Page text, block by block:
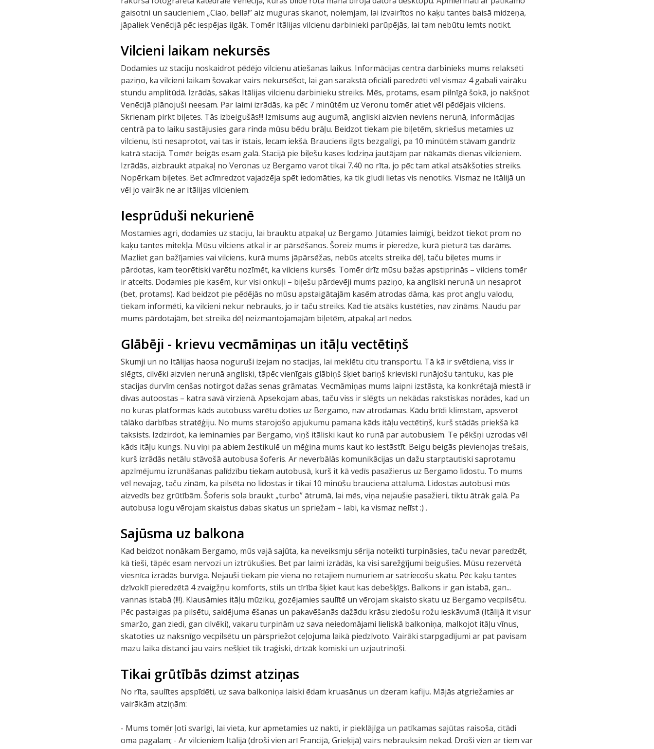
gaisotni un saucieniem „Ciao, bella!” aiz muguras skanot, nolemjam, lai izvairītos no kaķu tantes baisā midzeņa,
jāpaliek Venēcijā pēc iespējas ilgāk. Tomēr Itālijas vilcienu darbinieki parūpējās, lai tam nebūtu lemts notikt.
Vilcieni laikam nekursēs
Dodamies uz staciju noskaidrot pēdējo vilcienu atiešanas laikus. Informācijas centra darbinieks mums relaksēti
paziņo, ka vilcieni laikam šovakar vairs nekursēšot, lai gan sarakstā oficiāli paredzēti vēl vismaz 4 gabali vairāku
stundu amplitūdā. Izrādās, sākas Itālijas vilcienu darbinieku streiks. Mēs, protams, esam pilnīgā šokā, jo nakšņot
Venēcijā plānojuši neesam. Par laimi izrādās, ka pēc 7 minūtēm uz Veronu tomēr atiet vēl pēdējais vilciens.
Skrienam pirkt biļetes. Tās izbeigušās!!! Izmisums aug augumā, angliski aizvien neviens nerunā, informācijas
centrā pa to laiku sastājusies gara rinda mūsu bēdu brāļu. Beidzot tiekam pie biļetēm, skriešus metamies uz
vilcienu, īsti nesaprotot, vai tas ir īstais, lecam iekšā. Brauciens ilgts bezgalīgi, pa 10 minūtēm stāvam gandrīz
katrā stacijā. Tomēr beigās esam galā. Stacijā pie biļešu kases lodziņa jautājam par nākamās dienas vilcieniem.
Izrādās, aizbraukt atpakaļ no Veronas uz Bergamo varot tikai 7.40 no rīta, jo pēc tam atkal atsākšoties streiks.
Nopērkam biļetes. Bet acīmredzot vajadzēja spēt iedomāties, ka tik gludi lietas vis nenotiks. Vismaz ne Itālijā un
vēl jo vairāk ne ar Itālijas vilcieniem.
Iesprūduši nekurienē
Mostamies agri, dodamies uz staciju, lai brauktu atpakaļ uz Bergamo. Jūtamies laimīgi, beidzot tiekot prom no
kaķu tantes mitekļa. Mūsu vilciens atkal ir ar pārsēšanos. Šoreiz mums ir pieredze, kurā pieturā tas darāms.
Mazliet gan bažījamies vai vilciens, kurā mums jāpārsēžas, nebūs atcelts streika dēļ, taču biļetes mums ir
pārdotas, kam teorētiski varētu nozīmēt, ka vilciens kursēs. Tomēr drīz mūsu bažas apstiprinās – vilciens tomēr
ir atcelts. Dodamies pie kasēm, kur visi onkuļi – biļešu pārdevēji mums paziņo, ka angliski nerunā un nesaprot
(bet, protams). Kad beidzot pie pēdējās no mūsu apstaigātajām kasēm atrodas dāma, kas prot angļu valodu,
tiekam informēti, ka vilcieni nekur nebrauks, jo ir taču streiks. Kad tie atsāks kustēties, nav zināms. Naudu par
mums pārdotajām, bet streika dēļ neizmantojamajām biļetēm, atpakaļ arī nedos.
Glābēji - krievu vecmāmiņas un itāļu vectētiņš
Skumji un no Itālijas haosa noguruši izejam no stacijas, lai meklētu citu transportu. Tā kā ir svētdiena, viss ir
slēgts, cilvēki aizvien nerunā angliski, tāpēc vienīgais glābiņš šķiet bariņš krieviski runājošu tantuku, kas pie
stacijas durvīm cenšas notirgot dažas senas grāmatas. Vecmāmiņas mums laipni izstāsta, ka konkrētajā miestā ir
divas autoostas – katra savā virzienā. Apsekojam abas, taču viss ir slēgts un nekādas rakstiskas norādes, kad un
no kuras platformas kāds autobuss varētu doties uz Bergamo, nav atrodamas. Kādu brīdi klimstam, apsverot
tālāko darbības stratēģiju. No mums starojošo apjukumu pamana kāds itāļu vectētiņš, kurš stādās priekšā kā
taksists. Izdzirdot, ka ieminamies par Bergamo, viņš itāliski kaut ko runā par autobusiem. Te pēkšņi uzrodas vēl
kāds itāļu kungs. Nu viņi pa abiem žestikulē un mēģina mums kaut ko iestāstīt. Beigu beigās pievienojas trešais,
kurš izrādās netālu stāvošā autobusa šoferis. Ar neverbālās komunikācijas un dažu starptautiski saprotamu
apzīmējumu izrunāšanas palīdzību tiekam autobusā, kurš it kā vedīs pasažierus uz Bergamo lidostu. To mums
vēl nevajag, taču zinām, ka pilsēta no lidostas ir tikai 10 minūšu brauciena attālumā. Lidostas autobusi mūs
aizvedīs bez grūtībām. Šoferis sola braukt „turbo” ātrumā, lai mēs, viņa nejaušie pasažieri, tiktu ātrāk galā. Pa
autobusa logu vērojam skaistus dabas skatus un spriežam – labi, ka vismaz nelīst :) .
Sajūsma uz balkona
Kad beidzot nonākam Bergamo, mūs vajā sajūta, ka neveiksmju sērija noteikti turpināsies, taču nevar paredzēt,
kā tieši, tāpēc esam nervozi un iztrūkušies. Bet par laimi izrādās, ka visi sarežģījumi beigušies. Mūsu rezervētā
viesnīca izrādās burvīga. Nejauši tiekam pie viena no retajiem numuriem ar satriecošu skatu. Pēc kaķu tantes
dzīvoklī pieredzētā 4 zvaigžņu komforts, stils un tīrība šķiet kaut kas debešķīgs. Balkons ir gan istabā, gan...
vannas istabā (!!!). Klausāmies itāļu mūziku, gozējamies saulītē un vērojam skaisto skatu uz Bergamo vecpilsētu.
Pēc pastaigas pa pilsētu, saldējuma ēšanas un pakavēšanās dažādu krāsu ziedošu rožu ieskāvumā (Itālijā it visur
smaržo, gan ziedi, gan cilvēki), vakaru turpinām uz sava neiedomājami lieliskā balkoniņa, malkojot itāļu vīnus,
skatoties uz naksnīgo vecpilsētu un pārspriežot ceļojuma laikā piedzīvoto. Vairāki starpgadījumi ar pat pavisam
mazu laika distanci jau vairs nešķiet tik traģiski, drīzāk komiski un uzjautrinoši.
Tikai grūtībās dzimst atziņas
No rīta, saulītes apspīdēti, uz sava balkoniņa laiski ēdam kruasānus un dzeram kafiju. Mājās atgriežamies ar
vairākām atziņām:
- Mums tomēr ļoti svarīgi, lai vieta, kur apmetamies uz nakti, ir pieklājīga un patīkamas sajūtas raisoša, citādi
oma pagalam; - Ar vilcieniem Itālijā (droši vien arī Francijā, Grieķijā) vairs nebrauksim nekad. Droši vien ar tiem var